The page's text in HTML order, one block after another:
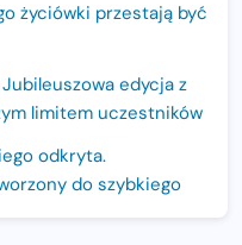
życiówki przestają być
edycja z
limitem uczestników
odkryta.
do szybkiego